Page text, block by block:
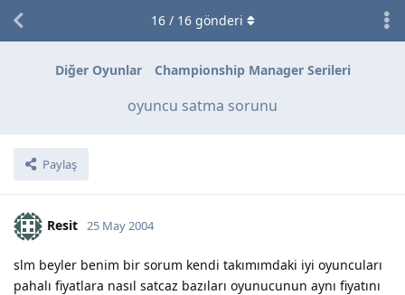
Diğer Oyunlar Championship Manager Serileri
oyuncu satma sorunu
Paylaş
16/ 16gönderi
Resit 25 May 2004
slm beyler benim bir sorum kendi takımımdaki iyi oyuncuları
pahalı fiyatlara nasıl satcaz bazıları oyunucunun aynı fiyatını